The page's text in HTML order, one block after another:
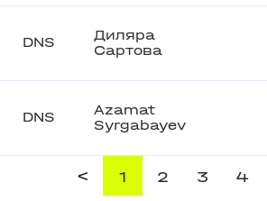
DNS
Диляра
Сартова
DNS
Azamat
Syrgabayev
< 1 2 3 4